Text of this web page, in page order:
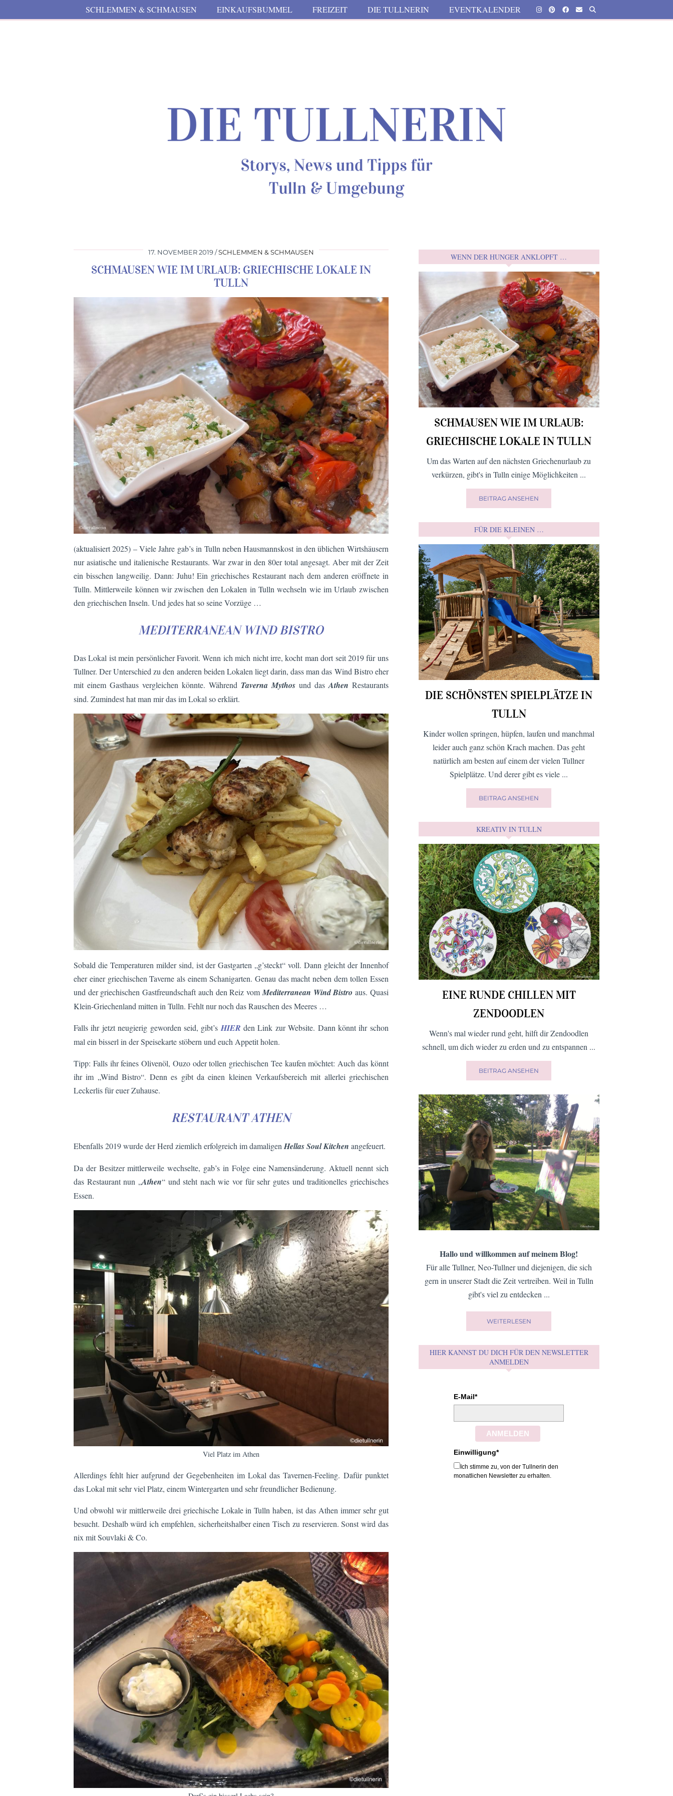
SCHLEMMEN & SCHMAUSEN EINKAUFSBUMMEL FREIZEIT DIE TULLNERIN EVENTKALENDER
17. NOVEMBER 2019 SCHLEMMEN & SCHMAUSEN
SCHMAUSEN WIE IM URLAUB: GRIECHISCHE LOKALE IN
TULLN
(aktualisiert 2025) – Viele Jahre gab’s in Tulln neben Hausmannskost in den üblichen Wirtshäusern
nur asiatische und italienische Restaurants. War zwar in den 80er total angesagt. Aber mit der Zeit
ein bisschen langweilig. Dann: Juhu! Ein griechisches Restaurant nach dem anderen eröffnete in
Tulln. Mittlerweile können wir zwischen den Lokalen in Tulln wechseln wie im Urlaub zwischen
den griechischen Inseln. Und jedes hat so seine Vorzüge …
MEDITERRANEAN WIND BISTRO
Das Lokal ist mein persönlicher Favorit. Wenn ich mich nicht irre, kocht man dort seit 2019 für uns
Tullner. Der Unterschied zu den anderen beiden Lokalen liegt darin, dass man das Wind Bistro eher
mit einem Gasthaus vergleichen könnte. Während Taverna Mythosund dasAthen Restaurants
sind. Zumindest hat man mir das im Lokal so erklärt.
Sobald die Temperaturen milder sind, ist der Gastgarten „g’steckt“ voll. Dann gleicht der Innenhof
eher einer griechischen Taverne als einem Schanigarten. Genau das macht neben dem tollen Essen
und der griechischen Gastfreundschaft auch den Reiz vom Mediterranean Wind Bistro aus. Quasi
Klein-Griechenland mitten in Tulln. Fehlt nur noch das Rauschen des Meeres …
Falls ihr jetzt neugierig geworden seid, gibt’s HIER den Link zur Website. Dann könnt ihr schon
mal ein bisserl in der Speisekarte stöbern und euch Appetit holen.
Tipp: Falls ihr feines Olivenöl, Ouzo oder tollen griechischen Tee kaufen möchtet: Auch das könnt
ihr im „Wind Bistro“. Denn es gibt da einen kleinen Verkaufsbereich mit allerlei griechischen
Leckerlis für euer Zuhause.
RESTAURANT ATHEN
Ebenfalls 2019 wurde der Herd ziemlich erfolgreich im damaligen Hellas Soul Kitchen angefeuert.
Da der Besitzer mittlerweile wechselte, gab’s in Folge eine Namensänderung. Aktuell nennt sich
das Restaurant nun „Athen“ und steht nach wie vor für sehr gutes und traditionelles griechisches
Essen.
Viel Platz im Athen
Allerdings fehlt hier aufgrund der Gegebenheiten im Lokal das Tavernen-Feeling. Dafür punktet
das Lokal mit sehr viel Platz, einem Wintergarten und sehr freundlicher Bedienung.
Und obwohl wir mittlerweile drei griechische Lokale in Tulln haben, ist das Athen immer sehr gut
besucht. Deshalb würd ich empfehlen, sicherheitshalber einen Tisch zu reservieren. Sonst wird das
nix mit Souvlaki & Co.
WENN DER HUNGER ANKLOPFT …
SCHMAUSEN WIE IM URLAUB:
GRIECHISCHE LOKALE IN TULLN
Um das Warten auf den nächsten Griechenurlaub zu
verkürzen, gibt's in Tulln einige Möglichkeiten ...
BEITRAG ANSEHEN
FÜR DIE KLEINEN …
DIE SCHÖNSTEN SPIELPLÄTZE IN
TULLN
Kinder wollen springen, hüpfen, laufen und manchmal
leider auch ganz schön Krach machen. Das geht
natürlich am besten auf einem der vielen Tullner
Spielplätze. Und derer gibt es viele ...
BEITRAG ANSEHEN
KREATIV IN TULLN
EINE RUNDE CHILLEN MIT
ZENDOODLEN
Wenn's mal wieder rund geht, hilft dir Zendoodlen
schnell, um dich wieder zu erden und zu entspannen ...
BEITRAG ANSEHEN
Hallo und willkommen auf meinem Blog!
Für alle Tullner, Neo-Tullner und diejenigen, die sich
gern in unserer Stadt die Zeit vertreiben. Weil in Tulln
gibt's viel zu entdecken ...
WEITERLESEN
HIER KANNST DU DICH FÜR DEN NEWSLETTER
ANMELDEN
E-Mail*
ANMELDEN
Einwilligung*
Ich stimme zu, von der Tullnerin den
monatlichen Newsletter zu erhalten.